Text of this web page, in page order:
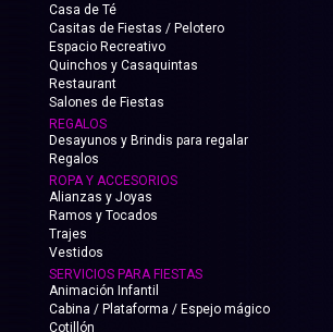
Casa de Té
Casitas de Fiestas / Pelotero
Espacio Recreativo
Quinchos y Casaquintas
Restaurant
Salones de Fiestas
REGALOS
Desayunos y Brindis para regalar
Regalos
ROPA Y ACCESORIOS
Alianzas y Joyas
Ramos y Tocados
Trajes
Vestidos
SERVICIOS PARA FIESTAS
Animación Infantil
Cabina / Plataforma / Espejo mágico
Cotillón